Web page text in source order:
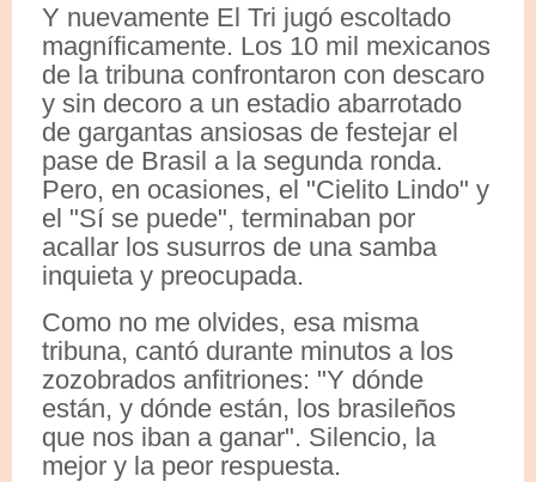
Y nuevamente El Tri jugó escoltado
magníficamente. Los 10 mil mexicanos
de la tribuna confrontaron con descaro
y sin decoro a un estadio abarrotado
de gargantas ansiosas de festejar el
pase de Brasil a la segunda ronda.
Pero, en ocasiones, el "Cielito Lindo" y
el "Sí se puede", terminaban por
acallar los susurros de una samba
inquieta y preocupada.
Como no me olvides, esa misma
tribuna, cantó durante minutos a los
zozobrados anfitriones: "Y dónde
están, y dónde están, los brasileños
que nos iban a ganar". Silencio, la
mejor y la peor respuesta.